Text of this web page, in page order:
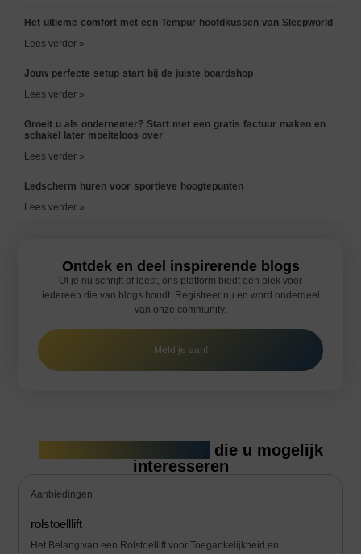
Het ultieme comfort met een Tempur hoofdkussen van Sleepworld
Lees verder »
Jouw perfecte setup start bij de juiste boardshop
Lees verder »
Groeit u als ondernemer? Start met een gratis factuur maken en
schakel later moeiteloos over
Lees verder »
Ledscherm huren voor sportieve hoogtepunten
Lees verder »
Ontdek en deel inspirerende blogs
Of je nu schrijft of leest, ons platform biedt een plek voor
iedereen die van blogs houdt. Registreer nu en word onderdeel
van onze community.
Meld je aan!
die u mogelijk
interesseren
Aanbiedingen
rolstoelllift
Het Belang van een Rolstoellift voor Toegankelijkheid en